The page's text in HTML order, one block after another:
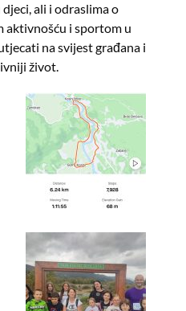
ali i odraslima o
aktivnošću i sportom u
na svijest građana i
život.